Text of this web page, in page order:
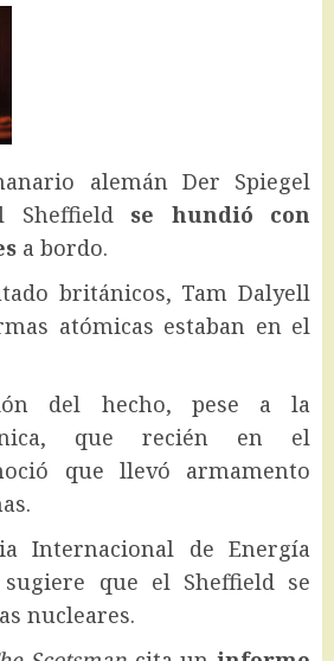
alemán Der Spiegel
Sheffield se hundió con
a bordo.
británicos, Tam Dalyell
atómicas estaban en el
del hecho, pese a la
que recién en el
que llevó armamento
Internacional de Energía
que el Sheffield se
nucleares.